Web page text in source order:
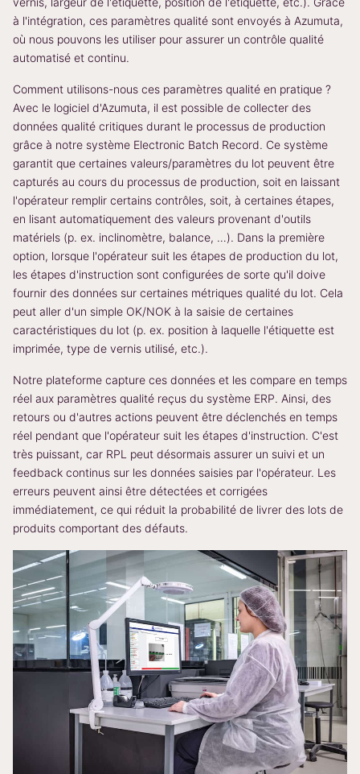
à l'intégration, ces paramètres qualité sont envoyés à Azumuta,
où nous pouvons les utiliser pour assurer un contrôle qualité
automatisé et continu.
Comment utilisons-nous ces paramètres qualité en pratique ?
Avec le logiciel d'Azumuta, il est possible de collecter des
données qualité critiques durant le processus de production
grâce à notre système Electronic Batch Record. Ce système
garantit que certaines valeurs/paramètres du lot peuvent être
capturés au cours du processus de production, soit en laissant
l'opérateur remplir certains contrôles, soit, à certaines étapes,
en lisant automatiquement des valeurs provenant d'outils
matériels (p. ex. inclinomètre, balance, …). Dans la première
option, lorsque l'opérateur suit les étapes de production du lot,
les étapes d'instruction sont configurées de sorte qu'il doive
fournir des données sur certaines métriques qualité du lot. Cela
peut aller d'un simple OK/NOK à la saisie de certaines
caractéristiques du lot (p. ex. position à laquelle l'étiquette est
imprimée, type de vernis utilisé, etc.).
Notre plateforme capture ces données et les compare en temps
réel aux paramètres qualité reçus du système ERP. Ainsi, des
retours ou d'autres actions peuvent être déclenchés en temps
réel pendant que l'opérateur suit les étapes d'instruction. C'est
très puissant, car RPL peut désormais assurer un suivi et un
feedback continus sur les données saisies par l'opérateur. Les
erreurs peuvent ainsi être détectées et corrigées
immédiatement, ce qui réduit la probabilité de livrer des lots de
produits comportant des défauts.